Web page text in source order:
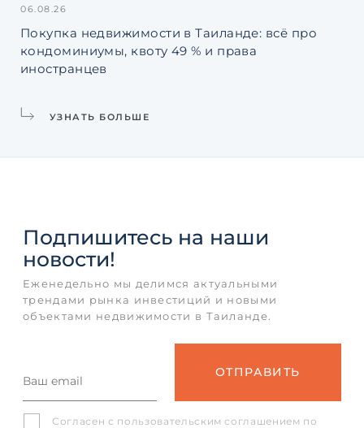
06.08.26
Покупка недвижимости в Таиланде: всё про
кондоминиумы, квоту 49 % и права
иностранцев
УЗНАТЬ БОЛЬШЕ
Подпишитесь на наши
новости!
Еженедельно мы делимся актуальными
трендами рынка инвестиций и новыми
объектами недвижимости в Таиланде.
Согласен с пользовательским соглашением по